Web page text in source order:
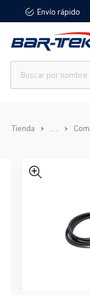
principalEnvío rápido
Tienda ...
Omitir galería de